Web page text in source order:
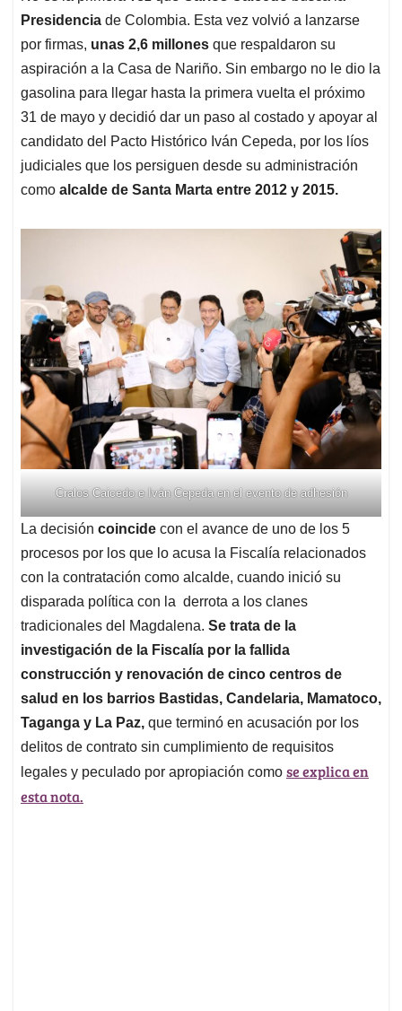
A
p
p
o
o
k
d
I
n
d
s
Presidencia de Colombia. Esta vez volvió a lanzarse
por firmas, unas 2,6 millones que respaldaron su
aspiración a la Casa de Nariño. Sin embargo no le dio la
gasolina para llegar hasta la primera vuelta el próximo
31 de mayo y decidió dar un paso al costado y apoyar al
candidato del Pacto Histórico Iván Cepeda, por los líos
judiciales que los persiguen desde su administración
como alcalde de Santa Marta entre 2012 y 2015.
Cralos Caicedo e Iván Cepeda en el evento de adhesión
La decisión coincide con el avance de uno de los 5
procesos por los que lo acusa la Fiscalía relacionados
con la contratación como alcalde, cuando inició su
disparada política con la derrota a los clanes
tradicionales del Magdalena. Se trata de la
investigación de la Fiscalía por la fallida
construcción y renovación de cinco centros de
salud en los barrios Bastidas, Candelaria, Mamatoco,
Taganga y La Paz, que terminó en acusación por los
delitos de contrato sin cumplimiento de requisitos
legales y peculado por apropiación como se explica en
esta nota.